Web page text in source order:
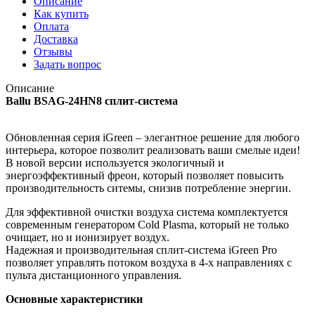
Как купить
Оплата
Доставка
Отзывы
Задать вопрос
Описание
Ballu BSAG-24HN8 сплит-система
Обновленная серия iGreen – элегантное решение для любого
интерьера, которое позволит реализовать ваши смелые идеи!
В новой версии используется экологичный и
энергоэффективный фреон, который позволяет повысить
производительность ситемы, снизив потребление энергии.
Для эффективной очистки воздуха система комплектуется
современным генератором Cold Plasma, который не только
очищает, но и ионизирует воздух.
Надежная и производительная сплит-система iGreen Pro
позволяет управлять потоком воздуха в 4-х направлениях с
пульта дистанционного управления.
Основные характеристики